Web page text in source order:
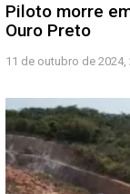
Piloto morre
Ouro Preto
11 de outubro de 2024,